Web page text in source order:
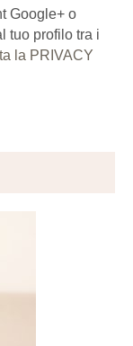
Google+ o
tuo profilo tra i
la PRIVACY